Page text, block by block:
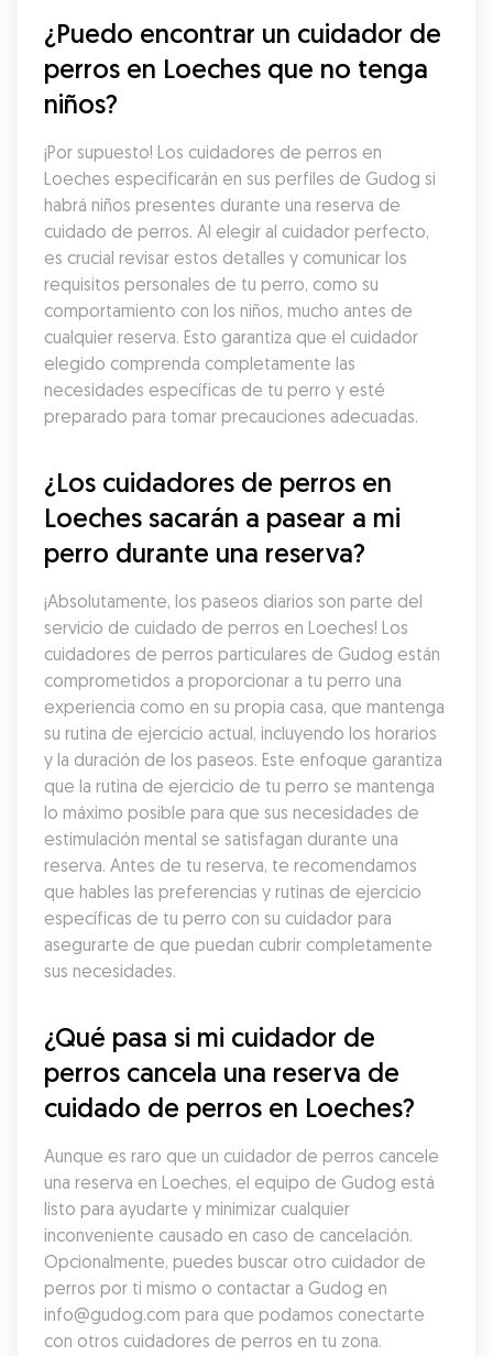
¿Puedo encontrar un cuidador de
perros en Loeches que no tenga
niños?
¡Por supuesto! Los cuidadores de perros en
Loeches especificarán en sus perfiles de Gudog si
habrá niños presentes durante una reserva de
cuidado de perros. Al elegir al cuidador perfecto,
es crucial revisar estos detalles y comunicar los
requisitos personales de tu perro, como su
comportamiento con los niños, mucho antes de
cualquier reserva. Esto garantiza que el cuidador
elegido comprenda completamente las
necesidades específicas de tu perro y esté
preparado para tomar precauciones adecuadas.
¿Los cuidadores de perros en
Loeches sacarán a pasear a mi
perro durante una reserva?
¡Absolutamente, los paseos diarios son parte del
servicio de cuidado de perros en Loeches! Los
cuidadores de perros particulares de Gudog están
comprometidos a proporcionar a tu perro una
experiencia como en su propia casa, que mantenga
su rutina de ejercicio actual, incluyendo los horarios
y la duración de los paseos. Este enfoque garantiza
que la rutina de ejercicio de tu perro se mantenga
lo máximo posible para que sus necesidades de
estimulación mental se satisfagan durante una
reserva. Antes de tu reserva, te recomendamos
que hables las preferencias y rutinas de ejercicio
específicas de tu perro con su cuidador para
asegurarte de que puedan cubrir completamente
sus necesidades.
¿Qué pasa si mi cuidador de
perros cancela una reserva de
cuidado de perros en Loeches?
Aunque es raro que un cuidador de perros cancele
una reserva en Loeches, el equipo de Gudog está
listo para ayudarte y minimizar cualquier
inconveniente causado en caso de cancelación.
Opcionalmente, puedes buscar otro cuidador de
perros por ti mismo o contactar a Gudog en
info@gudog.com para que podamos conectarte
con otros cuidadores de perros en tu zona.